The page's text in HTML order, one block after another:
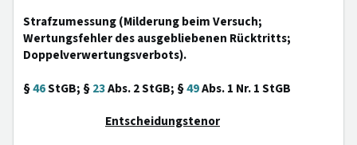
Strafzumessung (Milderung beim Versuch;
Wertungsfehler des ausgebliebenen Rücktritts;
Doppelverwertungsverbots).
§46StGB; §23Abs. 2 StGB; §49Abs. 1 Nr. 1 StGB
Entscheidungstenor